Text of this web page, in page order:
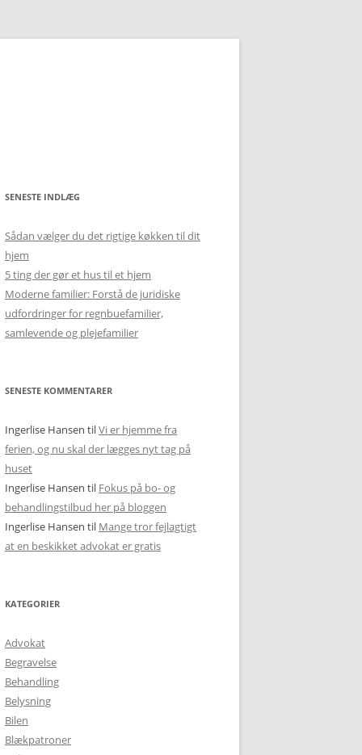
SENESTE INDLÆG
Sådan vælger du det rigtige køkken til dit
hjem
5 ting der gør et hus til et hjem
Moderne familier: Forstå de juridiske
udfordringer for regnbuefamilier,
samlevende og plejefamilier
SENESTE KOMMENTARER
Ingerlise Hansen tilVi er hjemme fra
ferien, og nu skal der lægges nyt tag på
huset
Ingerlise Hansen til Fokus på bo- og
behandlingstilbud her på bloggen
Ingerlise Hansen til Mange tror fejlagtigt
at en beskikket advokat er gratis
KATEGORIER
Advokat
Begravelse
Behandling
Belysning
Bilen
Blækpatroner